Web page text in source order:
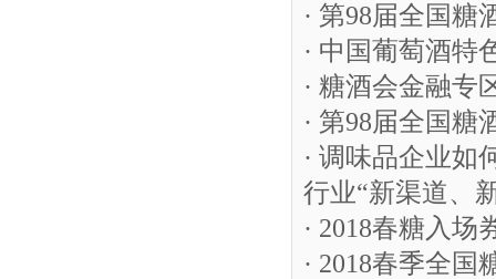
· 第98届全国糖
· 中国葡萄酒特
· 糖酒会金融专
· 第98届全国糖
· 调味品企业如
行业“新渠道、
· 2018春糖入
· 2018春季全